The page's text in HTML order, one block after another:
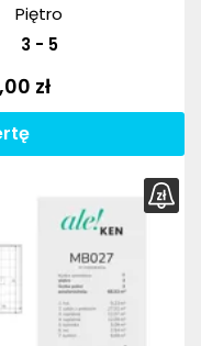
Piętro
3 - 5
zł